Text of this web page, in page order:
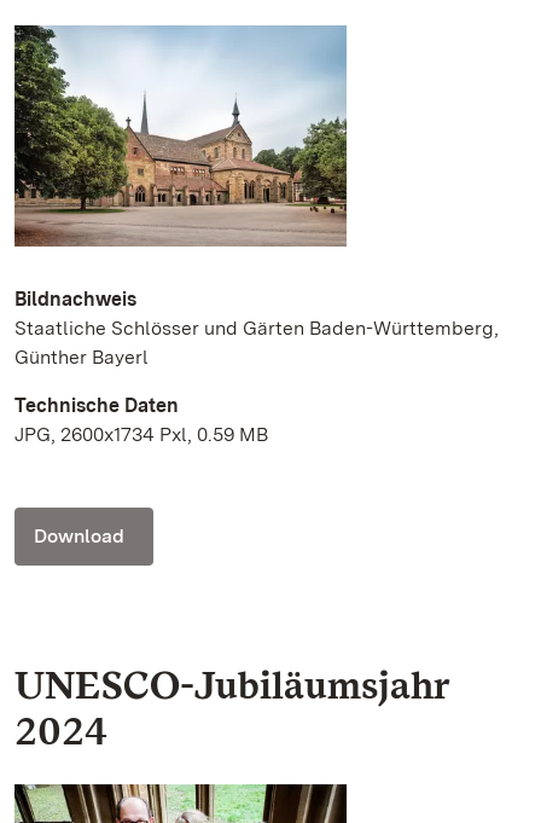
Bildnachweis
Staatliche Schlösser und Gärten Baden-Württemberg,
Günther Bayerl
Technische Daten
JPG, 2600x1734 Pxl, 0.59 MB
Download
UNESCO-Jubiläumsjahr
2024